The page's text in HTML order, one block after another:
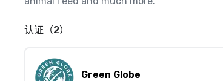
认证（2）
Green Globe